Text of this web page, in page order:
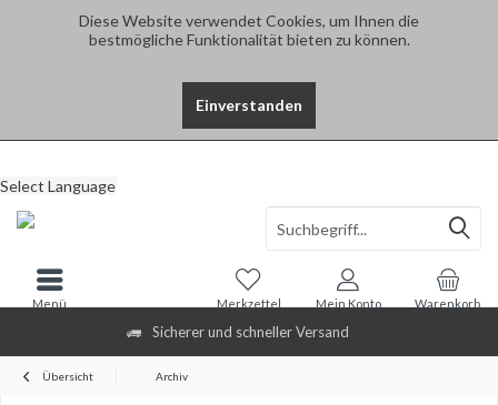
Diese Website verwendet Cookies, um Ihnen die
bestmögliche Funktionalität bieten zu können.
Einverstanden
Sicherer und schneller Versand
Select Language
Warenkorb
Merkzettel Mein Konto
Menü
Übersicht Archiv